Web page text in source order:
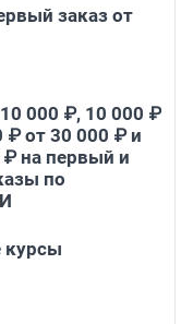
заказ от
000 ₽, 10 000 ₽
₽ от 30 000 ₽ и
на первый и
по
курсы